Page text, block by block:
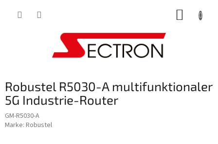
Robustel R5030-A multifunktionaler
5G Industrie-Router
GM-R5030-A
Marke: Robustel